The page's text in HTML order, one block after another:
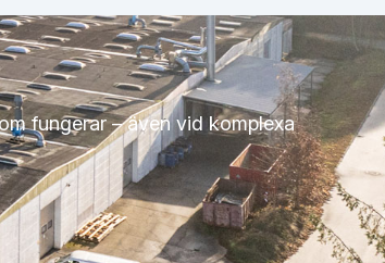
fungerar – även vid komplexa